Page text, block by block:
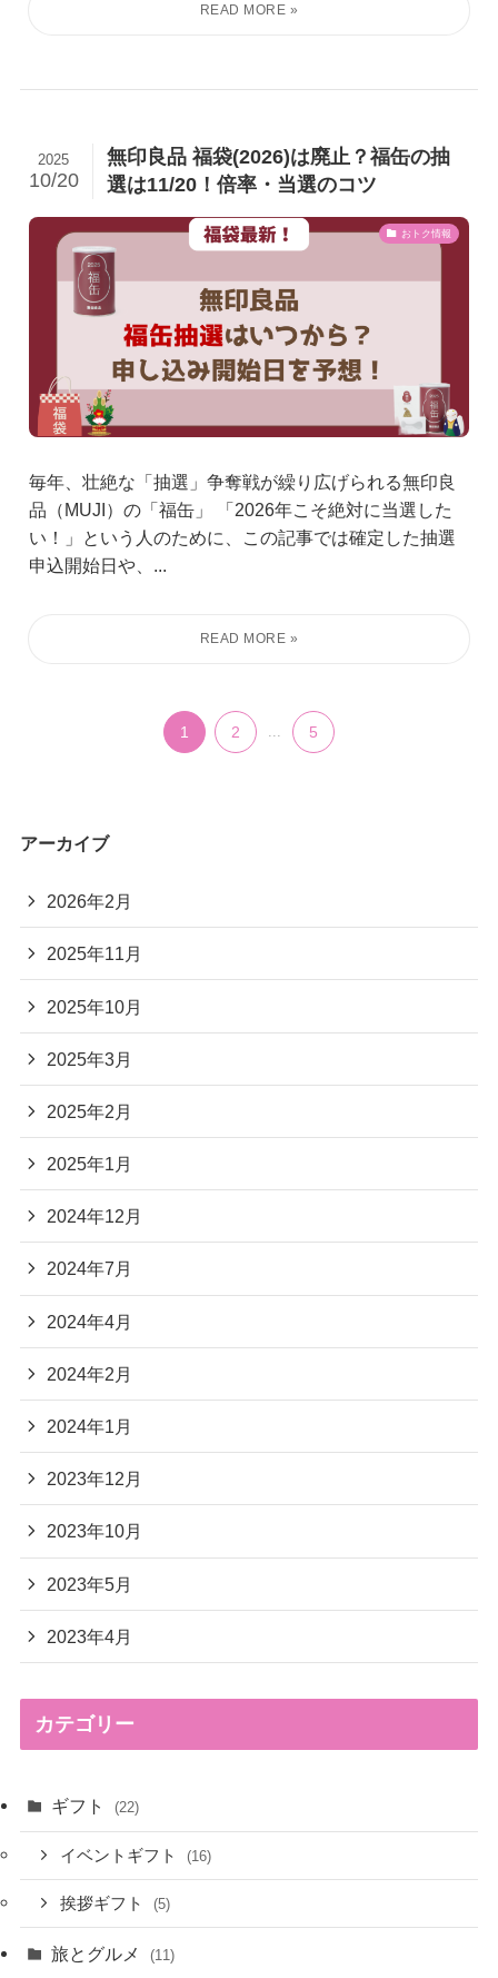
無印良品 福袋(2026)は廃止？福缶の抽
選は11/20！倍率・当選のコツ
2025
10/20
おトク情報
毎年、壮絶な「抽選」争奪戦が繰り広げられる無印良
品（MUJI）の「福缶」 「2026年こそ絶対に当選した
い！」という人のために、この記事では確定した抽選
申込開始日や、...
1 2 ... 5
アーカイブ
2026年2月
2025年11月
2025年10月
2025年3月
2025年2月
2025年1月
2024年12月
2024年7月
2024年4月
2024年2月
2024年1月
2023年12月
2023年10月
2023年5月
2023年4月
カテゴリー
ギフト (22)
イベントギフト (16)
挨拶ギフト (5)
旅とグルメ (11)